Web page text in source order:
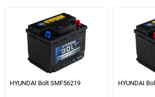
HYUNDAI Bolt SMF56219 HYUNDAI